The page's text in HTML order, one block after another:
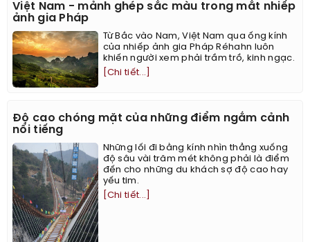
Việt Nam - mảnh ghép sắc màu trong mắt nhiếp
ảnh gia Pháp
Từ Bắc vào Nam, Việt Nam qua ống kính
của nhiếp ảnh gia Pháp Réhahn luôn
khiến người xem phải trầm trồ, kinh ngạc.
[Chi tiết...]
Độ cao chóng mặt của những điểm ngắm cảnh
nổi tiếng
Những lối đi bằng kính nhìn thẳng xuống
độ sâu vài trăm mét không phải là điểm
đến cho những du khách sợ độ cao hay
yếu tim.
[Chi tiết...]